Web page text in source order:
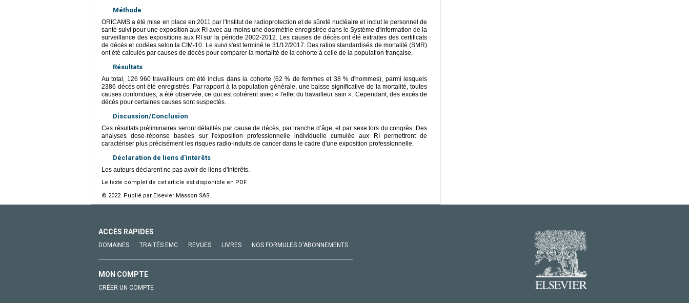
Méthode
ORICAMS a été mise en place en 2011 par l'Institut de radioprotection et de sûreté nucléaire et inclut le personnel de
santé suivi pour une exposition aux RI avec au moins une dosimétrie enregistrée dans le Système d'information de la
surveillance des expositions aux RI sur la période 2002-2012. Les causes de décès ont été extraites des certificats
de décès et codées selon la CIM-10. Le suivi s'est terminé le 31/12/2017. Des ratios standardisés de mortalité (SMR)
ont été calculés par causes de décès pour comparer la mortalité de la cohorte à celle de la population française.
Résultats
Au total, 126 960 travailleurs ont été inclus dans la cohorte (62 % de femmes et 38 % d'hommes), parmi lesquels
2386 décès ont été enregistrés. Par rapport à la population générale, une baisse significative de la mortalité, toutes
causes confondues, a été observée, ce qui est cohérent avec « l'effet du travailleur sain ». Cependant, des excès de
décès pour certaines causes sont suspectés.
Discussion/Conclusion
Ces résultats préliminaires seront détaillés par cause de décès, par tranche d’âge, et par sexe lors du congrès. Des
analyses dose-réponse basées sur l'exposition professionnelle individuelle cumulée aux RI permettront de
caractériser plus précisément les risques radio-induits de cancer dans le cadre d'une exposition professionnelle.
Déclaration de liens d'intérêts
Les auteurs déclarent ne pas avoir de liens d'intérêts.
Le texte complet de cet article est disponible en PDF.
© 2022 Publié par Elsevier Masson SAS.
ACCÈS RAPIDES
DOMAINES TRAITÉS EMC REVUES LIVRES NOS FORMULES D'ABONNEMENTS
MON COMPTE
CRÉER UN COMPTE